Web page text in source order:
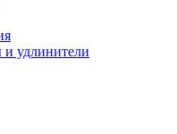
удлинители